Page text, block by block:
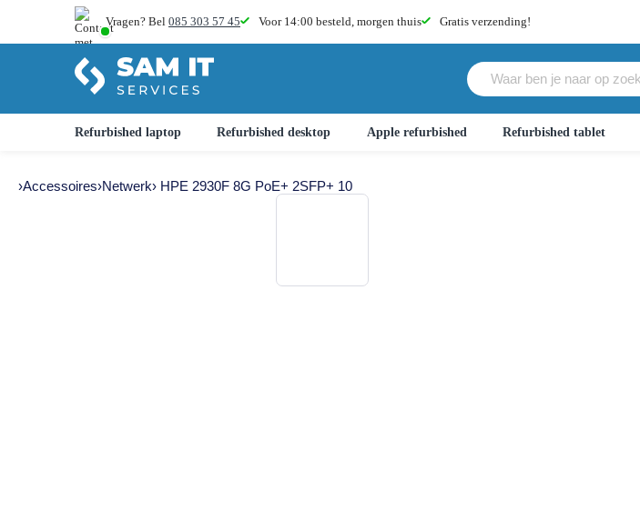
Vragen? Bel 085 303 57 45 Voor 14:00 besteld, morgen thuis Gratis verzending!
Refurbished laptop Refurbished desktop Apple refurbished Refurbished tablet
›Accessoires›Netwerk› HPE 2930F 8G PoE+ 2SFP+ 10